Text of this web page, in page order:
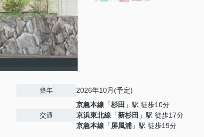
築年 2026年10月(予定)
交通
京急本線 「杉田 」駅 徒歩10分
京浜東北線 「新杉田 」駅 徒歩17分
京急本線 「 屏風浦 」駅 徒歩19分